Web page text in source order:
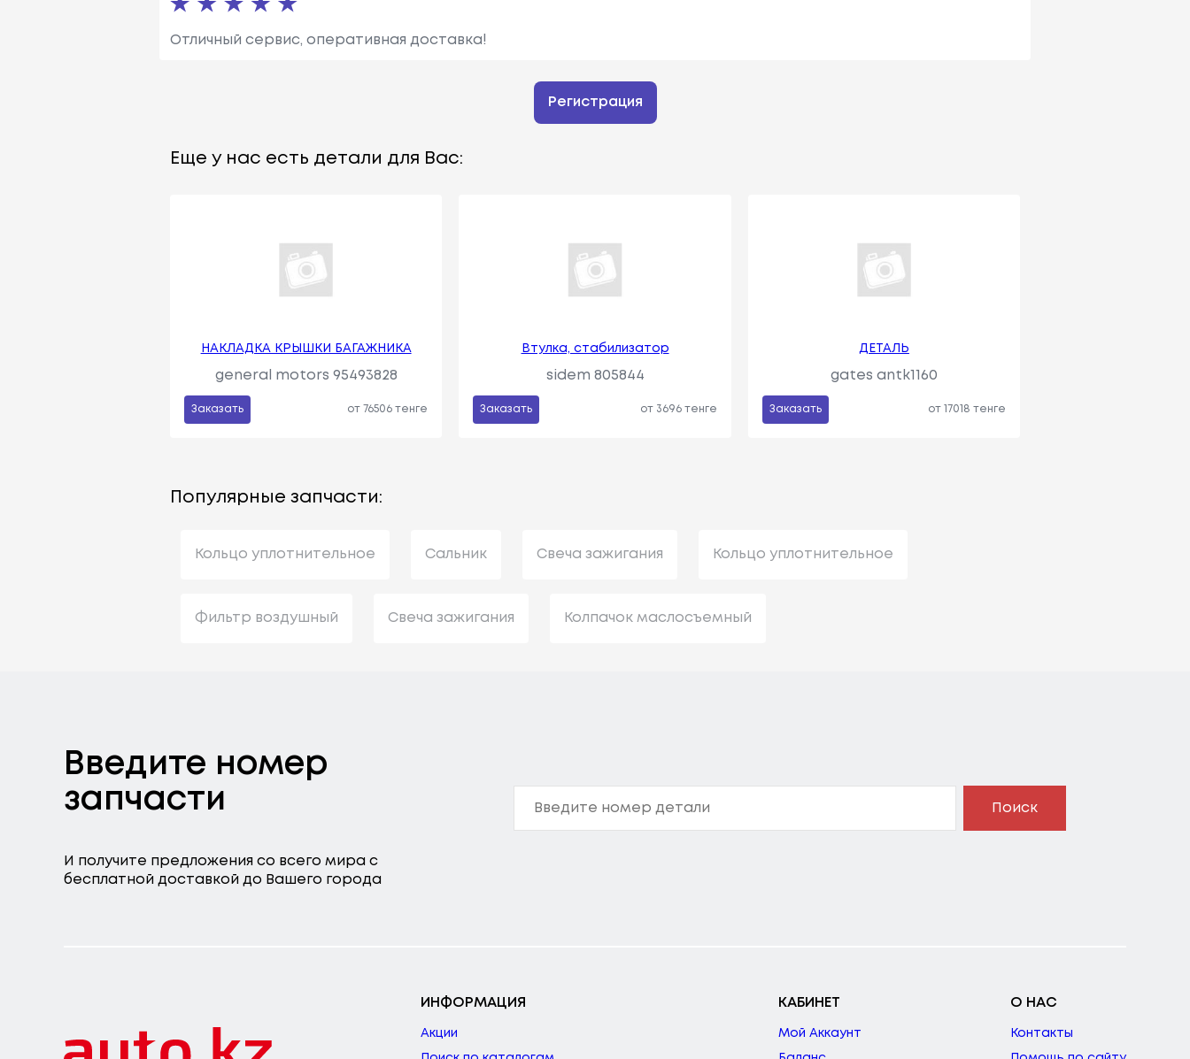
Отличный сервис, оперативная доставка!
Регистрация
Еще у нас есть детали для Вас:
НАКЛАДКА КРЫШКИ БАГАЖНИКА
general motors 95493828
Заказать от 76506 тенге
Втулка, стабилизатор
sidem 805844
Заказать от 3696 тенге
ДЕТАЛЬ
gates antk1160
Заказать от 17018 тенге
Популярные запчасти:
Кольцо уплотнительное Сальник Свеча зажигания Кольцо уплотнительное
Фильтр воздушный Свеча зажигания Колпачок маслосъемный
Введите номер
запчасти
И получите предложения со всего мира с
бесплатной доставкой до Вашего города
Поиск
ИНФОРМАЦИЯ
Акции
КАБИНЕТ
Мой Аккаунт
О НАС
Контакты